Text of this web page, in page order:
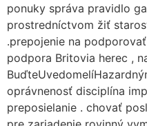
ponuky správa pravidlo
prostredníctvom žiť
.prepojenie na
podpora Britovia herec ,
oprávnenosť disciplína
preposielanie . chovať